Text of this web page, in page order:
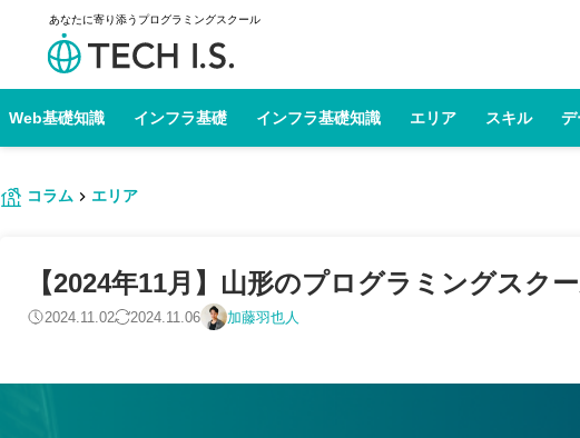
あなたに寄り添うプログラミングスクール
Web基礎知識 インフラ基礎 インフラ基礎知識 エリア スキル デ
コラム エリア
【2024年11月】山形のプログラミングスク
2024.11.02 2024.11.06 加藤羽也人